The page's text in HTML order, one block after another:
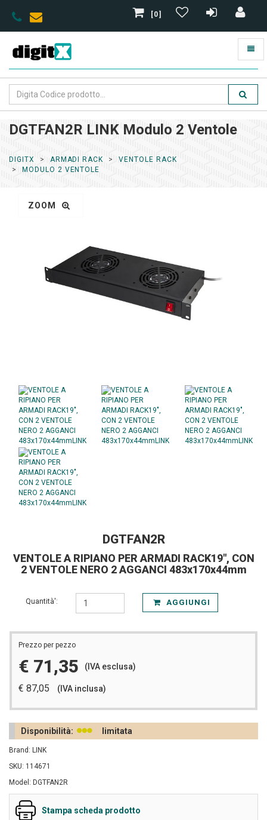
[0]
DGTFAN2R LINK Modulo 2 Ventole
DIGITX ARMADI RACK
VENTOLE RACK
MODULO 2 VENTOLE
ZOOM
DGTFAN2R
VENTOLE A RIPIANO PER ARMADI RACK19", CON
2 VENTOLE NERO 2 AGGANCI 483x170x44mm
Quantità': AGGIUNGI
Prezzo per pezzo
€ 71,35 (IVA esclusa)
€ 87,05 (IVA inclusa)
Disponibilità: limitata
Brand: LINK
SKU: 114671
Model: DGTFAN2R
Stampa scheda prodotto